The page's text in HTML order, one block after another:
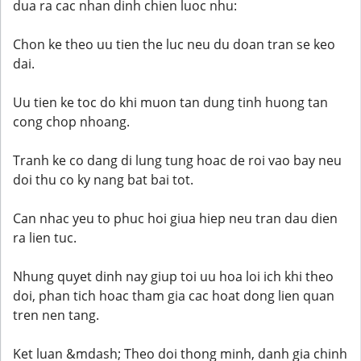
dua ra cac nhan dinh chien luoc nhu:
Chon ke theo uu tien the luc neu du doan tran se keo
dai.
Uu tien ke toc do khi muon tan dung tinh huong tan
cong chop nhoang.
Tranh ke co dang di lung tung hoac de roi vao bay neu
doi thu co ky nang bat bai tot.
Can nhac yeu to phuc hoi giua hiep neu tran dau dien
ra lien tuc.
Nhung quyet dinh nay giup toi uu hoa loi ich khi theo
doi, phan tich hoac tham gia cac hoat dong lien quan
tren nen tang.
Ket luan &mdash; Theo doi thong minh, danh gia chinh